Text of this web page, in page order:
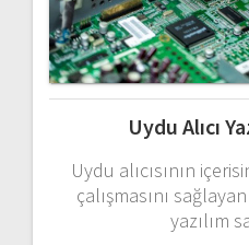
Uydu Alıcı
Uydu alıcısının
çalışmasını sağlayan
yazılım